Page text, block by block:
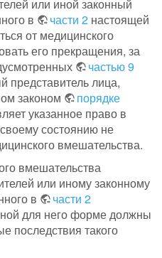
или иной законный
в
части 2 настоящей
от медицинского
его прекращения, за
частью 9
представитель лица,
законом
порядке
указанное право в
состоянию не
вмешательства.
вмешательства
или иному законному
в
части 2
для него форме должны
последствия такого